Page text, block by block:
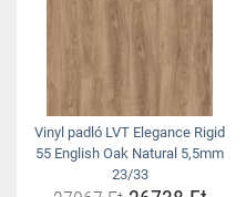
Vinyl padló LVT Elegance Rigid
55 English Oak Natural 5,5mm
23/33